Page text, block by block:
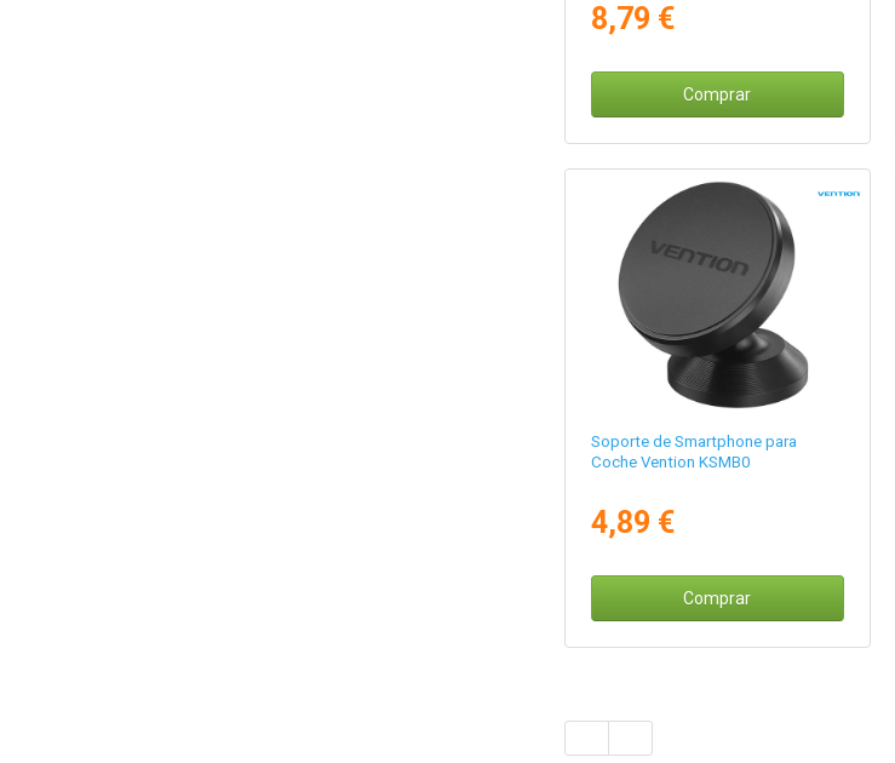
8,79 €
Comprar
Soporte de Smartphone para
Coche Vention KSMB0
4,89 €
Comprar